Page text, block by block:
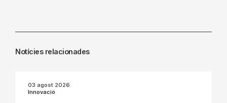
Notícies relacionades
03 agost 2026
Innovació